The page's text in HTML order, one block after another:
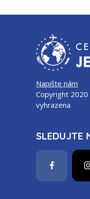
Napište nám
Copyright 2020
vyhrazena
SLEDUJTE